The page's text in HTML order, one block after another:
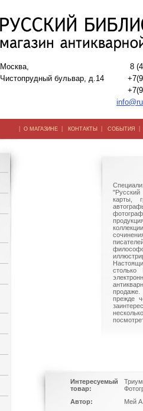
Москва,
Чистопрудный бульвар, д.14
8
| О МАГАЗИНЕ | КОНТАКТЫ | СОБЫТИЯ
"Русский
карты,
столько
прежде
Интересуемый
товар:
Автор:
Мей